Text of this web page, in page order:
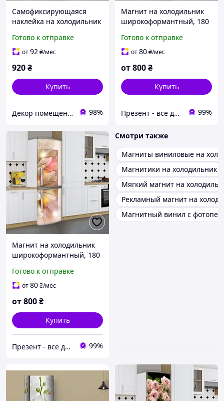
Самофиксирующаяся
наклейка на холодильник
180 х 60 см, Лицевая
Готово к отправке
от92₴/мес
920₴
Купить
Декор помещений 98%
Магнит на холодильник
широкоформантный, 180
Готово к отправке
от80₴/мес
от800₴
Купить
Презент - все для декора 99%
Магнит на холодильник
широкоформантный, 180
Готово к отправке
от80₴/мес
от800₴
Купить
Презент - все для декора 99%
Смотри также
Магниты виниловые на
Магнитики на холодильник
Мягкий магнит на
Рекламный магнит на
Магнитный винил с